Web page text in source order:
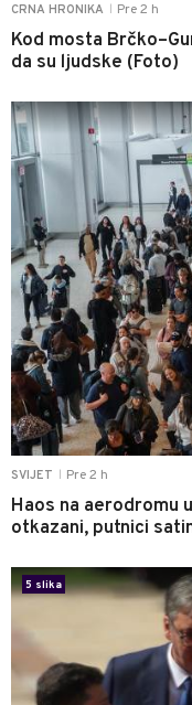
CRNA HRONIKA Pre 2 h
Kod mosta
da su ljudske (Foto)
SVIJET Pre 2 h
Haos na aerodromu
otkazani, putnici
5 slika